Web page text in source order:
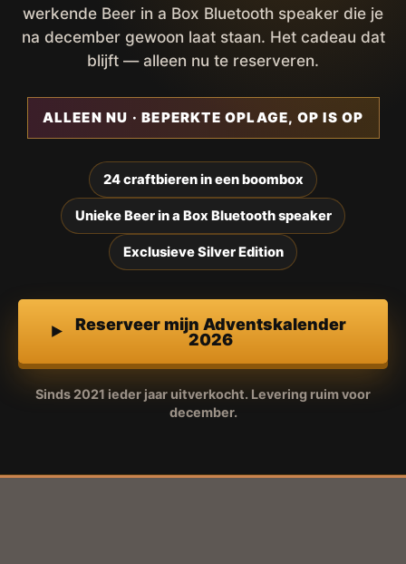
werkende Beer in a Box Bluetooth speaker die je
na december gewoon laat staan. Het cadeau dat
blijft — alleen nu te reserveren.
ALLEEN NU · BEPERKTE OPLAGE, OP IS OP
24 craftbieren in een boombox
Unieke Beer in a Box Bluetooth speaker
Exclusieve Silver Edition
Reserveer mijn Adventskalender
2026
Sinds 2021 ieder jaar uitverkocht. Levering ruim voor
december.